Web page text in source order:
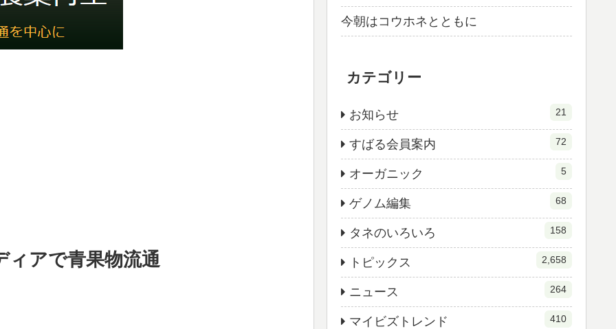
ィアで青果物流通
今朝はコウホネとともに
カテゴリー
お知らせ 21
すばる会員案内 72
オーガニック 5
ゲノム編集 68
タネのいろいろ 158
トピックス 2,658
ニュース 264
マイビズトレンド 410